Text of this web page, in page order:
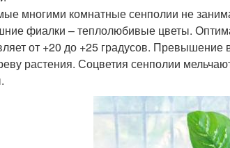
многими комнатные сенполии не
фиалки – теплолюбивые цветы.
от +20 до +25 градусов. Превышение
растения. Соцветия сенполии